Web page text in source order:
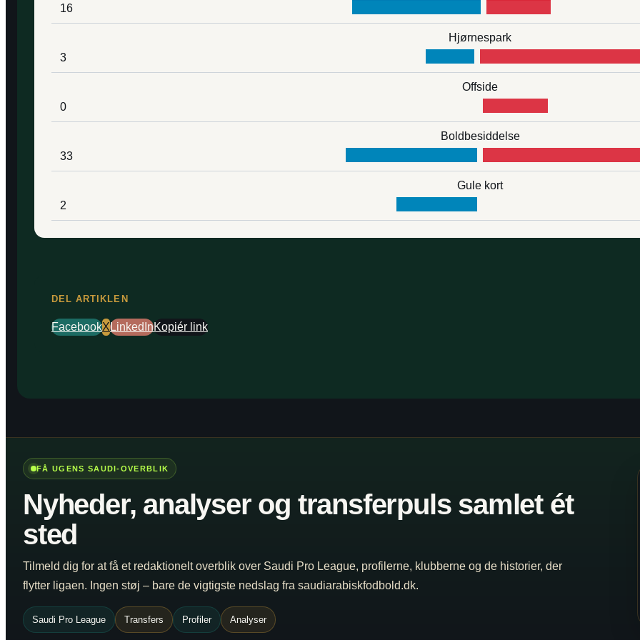
16
Hjørnespark
3
Offside
0
Boldbesiddelse
33
Gule kort
2
DEL ARTIKLEN
FacebookXLinkedInKopiér link
FÅ UGENS SAUDI-OVERBLIK
Nyheder, analyser og transferpuls samlet ét
sted
Tilmeld dig for at få et redaktionelt overblik over Saudi Pro League, profilerne, klubberne og de historier, der
flytter ligaen. Ingen støj – bare de vigtigste nedslag fra saudiarabiskfodbold.dk.
Saudi Pro League Transfers Profiler Analyser